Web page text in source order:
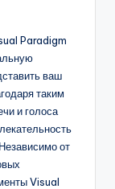
Paradigm
ваш
таким
и голоса
от
Visual